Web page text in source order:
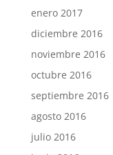
enero 2017
diciembre 2016
noviembre 2016
octubre 2016
septiembre 2016
agosto 2016
julio 2016